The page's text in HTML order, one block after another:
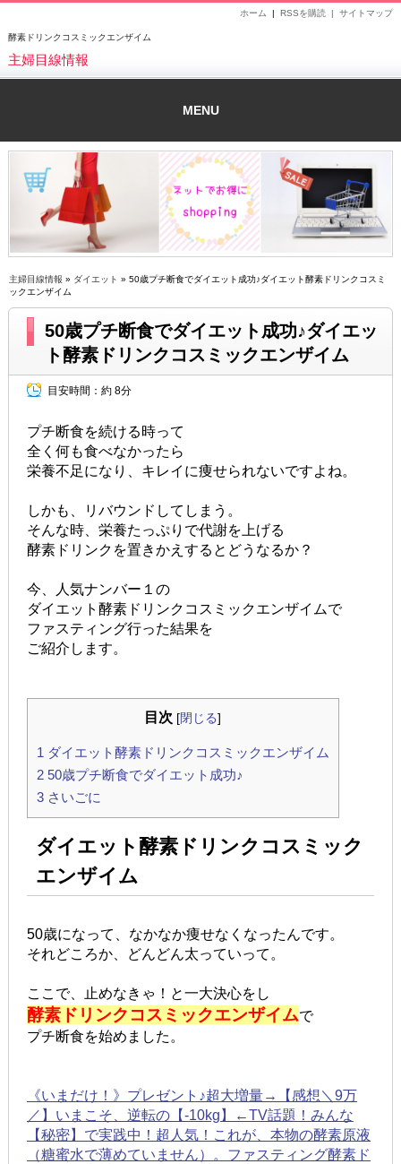
酵素ドリンクコスミックエンザイム
サイトマップ
RSSを購読 |
ホーム |
主婦目線情報
MENU
主婦目線情報 » ダイエット » 50歳プチ断食でダイエット成功♪ダイエット酵素ドリンクコスミ
ックエンザイム
50歳プチ断食でダイエット成功♪ダイエッ
ト酵素ドリンクコスミックエンザイム
目安時間： 約 8分
プチ断食を続ける時って
全く何も食べなかったら
栄養不足になり、キレイに痩せられないですよね。
しかも、リバウンドしてしまう。
そんな時、栄養たっぷりで代謝を上げる
酵素ドリンクを置きかえするとどうなるか？
今、人気ナンバー１の
ダイエット酵素ドリンクコスミックエンザイムで
ファスティング行った結果を
ご紹介します。
目次 [閉じる]
1 ダイエット酵素ドリンクコスミックエンザイム
250歳プチ断食でダイエット成功♪
3さいごに
ダイエット酵素ドリンクコスミック
エンザイム
50歳になって、なかなか痩せなくなったんです。
それどころか、どんどん太っていって。
ここで、止めなきゃ！と一大決心をし
酵素ドリンクコスミックエンザイムで
プチ断食を始めました。
《いまだけ！》プレゼント♪超大増量→【感想＼9万
／】いまこそ、逆転の【-10kg】←TV話題！みんな
【秘密】で実践中！超人気！これが、本物の酵素原液
（糖蜜水で薄めていません）。ファスティング酵素ド